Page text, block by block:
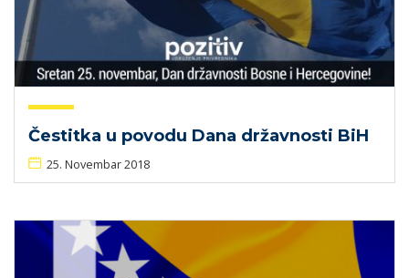
Čestitka u povodu Dana državnosti BiH
25. Novembar 2018